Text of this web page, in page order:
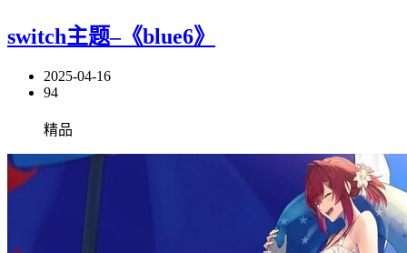
switch主题–《blue6》
2025-04-16
94
精品